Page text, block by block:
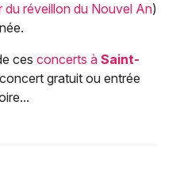
du réveillon du Nouvel An)
ces concerts à Saint-
gratuit ou entrée